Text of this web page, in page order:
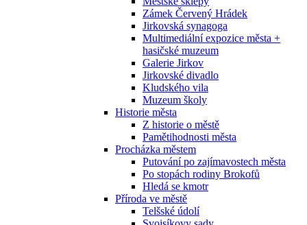
Zámek Červený Hrádek
Jirkovská synagoga
Multimediální expozice města +
hasičské muzeum
Galerie Jirkov
Jirkovské divadlo
Kludského vila
Muzeum školy
Historie města
Z historie o městě
Pamětihodnosti města
Procházka městem
Putování po zajímavostech města
Po stopách rodiny Brokofů
Hledá se kmotr
Příroda ve městě
Telšské údolí